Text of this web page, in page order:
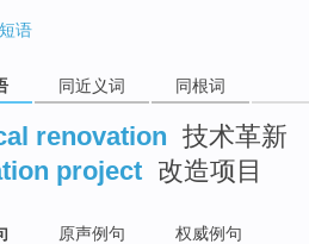
语
同近义词 同根词
renovation 技术革新
project 改造项目
原声例句 权威例句